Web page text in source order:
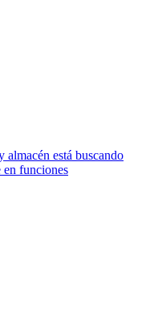
almacén está buscando
en funciones